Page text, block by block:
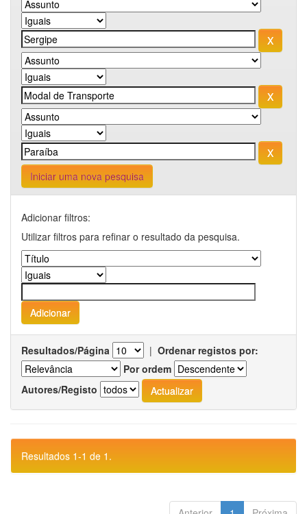
Iniciar uma nova pesquisa
Adicionar filtros:
Utilizar filtros para refinar o resultado da pesquisa.
Resultados/Página | Ordenar registos por:
Por ordem
Autores/Registo
Resultados 1-1 de 1.